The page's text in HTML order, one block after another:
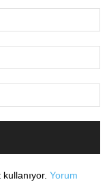
Yorum